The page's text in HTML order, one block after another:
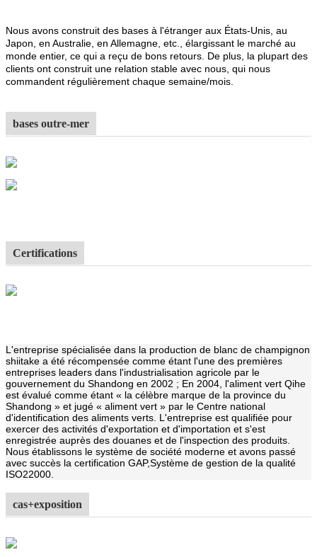
Nous avons construit des bases à l'étranger aux États-Unis, au
Japon, en Australie, en Allemagne, etc., élargissant le marché au
monde entier, ce qui a reçu de bons retours. De plus, la plupart des
clients ont construit une relation stable avec nous, qui nous
commandent régulièrement chaque semaine/mois.
bases outre-mer
Certifications
L'entreprise spécialisée dans la production de blanc de champignon
shiitake a été récompensée comme étant l'une des premières
entreprises leaders dans l'industrialisation agricole par le
gouvernement du Shandong en 2002 ; En 2004, l'aliment vert Qihe
est évalué comme étant « la célèbre marque de la province du
Shandong » et jugé « aliment vert » par le Centre national
d'identification des aliments verts. L'entreprise est qualifiée pour
exercer des activités d'exportation et d'importation et s'est
enregistrée auprès des douanes et de l'inspection des produits.
Nous établissons le système de société moderne et avons passé
avec succès la certification GAP,Système de gestion de la qualité
ISO22000.
cas+exposition